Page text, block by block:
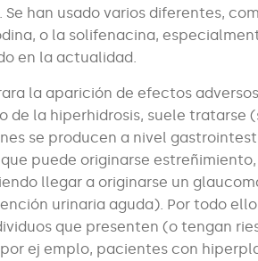
Se han usado varios diferentes,
o la solifenacina,
en la actualidad.
la aparición de efectos
de la hiperhidrosis, suele tratarse
se producen a nivel
puede originarse
llegar a originarse un
urinaria aguda). Por todo
que presenten (o tengan
ej emplo, pacientes con